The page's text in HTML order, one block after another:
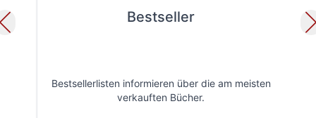
Bestseller
Bestsellerlisten informieren über die am meisten
verkauften Bücher.